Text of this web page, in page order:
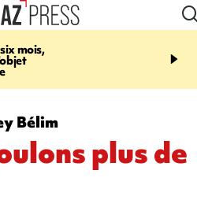
mois,
17:17
Angeles, un homme vit
Bélim
plus de